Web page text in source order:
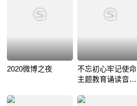
2020微博之夜
不忘初心牢记使命
主题教育诵读音乐